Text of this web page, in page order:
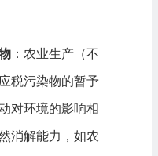
：农业生产（不
税污染物的暂予
对环境的影响相
消解能力，如农